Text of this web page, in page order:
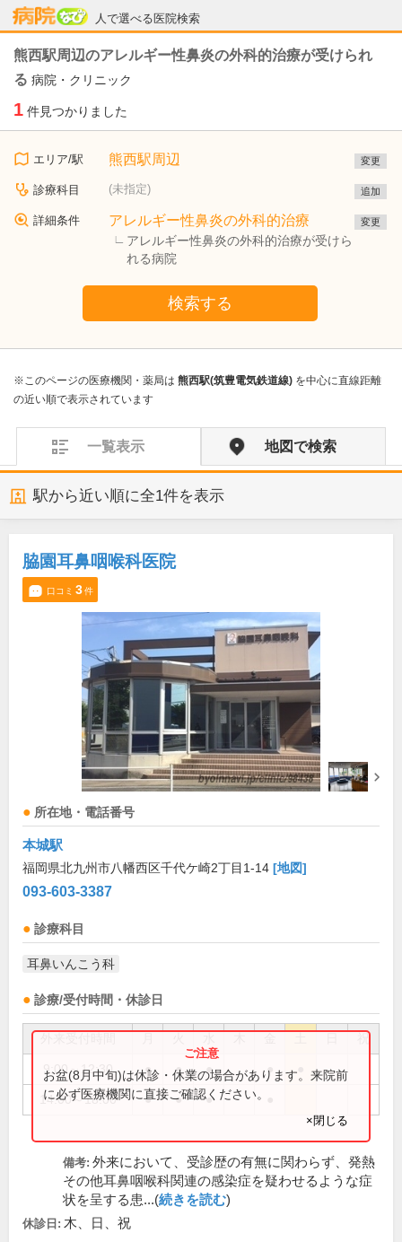
人で選べる医院検索
病院なび
熊西駅周辺のアレルギー性鼻炎の外科的治療が受けられ
る 病院・クリニック
1 件見つかりました
エリア/駅 熊西駅周辺 変更
診療科目 (未指定) 追加
詳細条件 アレルギー性鼻炎の外科的治療
アレルギー性鼻炎の外科的治療が受けら
れる病院
変更
検索する
※このページの医療機関・薬局は 熊西駅(筑豊電気鉄道線) を中心に直線距離
の近い順で表示されています
一覧表示 地図で検索
駅から近い順に全1件を表示
脇園耳鼻咽喉科医院
口コミ 3件
所在地・電話番号
本城駅
福岡県北九州市八幡西区千代ケ崎2丁目1-14 [地図]
093-603-3387
診療科目
耳鼻いんこう科
診療/受付時間・休診日
祝
9:00～12:30 ● ● ● ●
14:00～18:00 ● ● ●
お盆(8月中旬)は休診・休業の場合があります。来院前
に必ず医療機関に直接ご確認ください。
×閉じる
備考: 外来において、受診歴の有無に関わらず、発熱
その他耳鼻咽喉科関連の感染症を疑わせるような症
状を呈する患...(続きを読む)
休診日: 木、日、祝